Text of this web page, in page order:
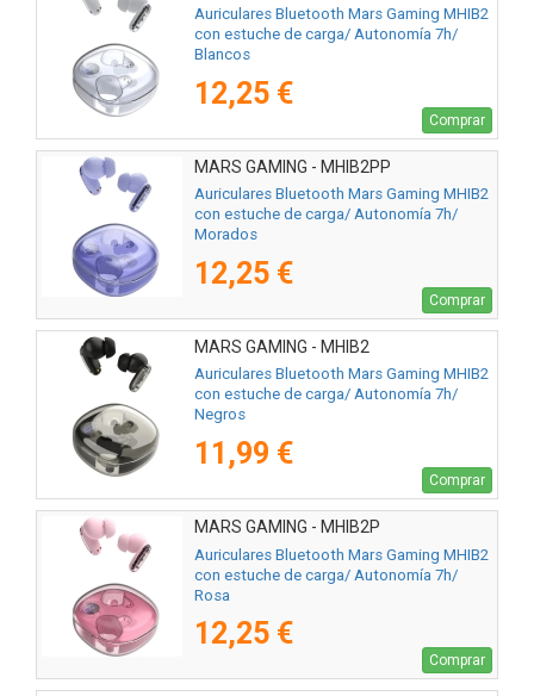
Auriculares Bluetooth Mars Gaming MHIB2
con estuche de carga/ Autonomía 7h/
Blancos
12,25 €
Comprar
MARS GAMING - MHIB2PP
Auriculares Bluetooth Mars Gaming MHIB2
con estuche de carga/ Autonomía 7h/
Morados
12,25 €
Comprar
MARS GAMING - MHIB2
Auriculares Bluetooth Mars Gaming MHIB2
con estuche de carga/ Autonomía 7h/
Negros
11,99 €
Comprar
MARS GAMING - MHIB2P
Auriculares Bluetooth Mars Gaming MHIB2
con estuche de carga/ Autonomía 7h/
Rosa
12,25 €
Comprar